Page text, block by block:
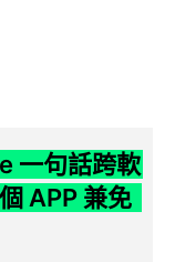
一句話跨軟
APP 兼免